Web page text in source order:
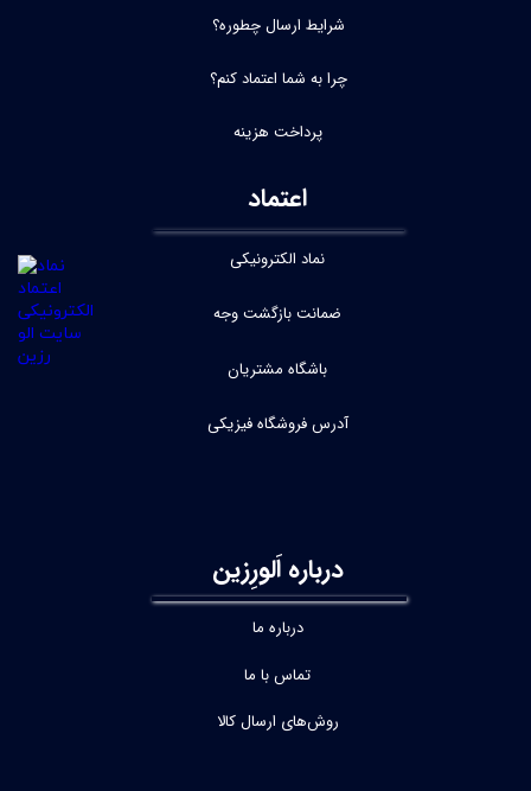
شرایط ارسال چطوره؟
چرا به شما اعتماد کنم؟
پرداخت هزینه
اعتماد
نماد الکترونیکی
ضمانت بازگشت وجه
باشگاه مشتریان
آدرس فروشگاه فیزیکی
درباره اَلورِزین
درباره ما
تماس با ما
روش‌های ارسال کالا